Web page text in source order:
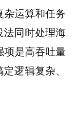
杂运算和任务
同时处理海
项是高吞吐量
逻辑复杂、